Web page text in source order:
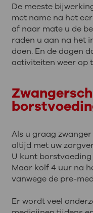
De meeste
met name na het
af naar mate u de
raden u aan na het
doen. En de dagen
activiteiten weer op
Als u graag
altijd met uw
U kunt
Maar kolf 4 uur na
vanwege de pre-
Er wordt veel